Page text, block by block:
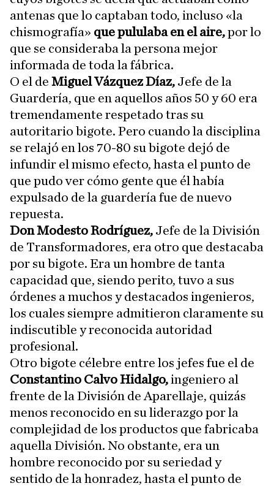
antenas que lo captaban todo, incluso «la
chismografía» que pululaba en el aire,por lo
que se consideraba la persona mejor
informada de toda la fábrica.
O el de Miguel Vázquez Díaz, Jefe de la
Guardería, que en aquellos años 50 y 60 era
tremendamente respetado tras su
autoritario bigote. Pero cuando la disciplina
se relajó en los 70-80 su bigote dejó de
infundir el mismo efecto, hasta el punto de
que pudo ver cómo gente que él había
expulsado de la guardería fue de nuevo
repuesta.
Don Modesto Rodríguez, Jefe de la División
de Transformadores, era otro que destacaba
por su bigote. Era un hombre de tanta
capacidad que, siendo perito, tuvo a sus
órdenes a muchos y destacados ingenieros,
los cuales siempre admitieron claramente su
indiscutible y reconocida autoridad
profesional.
Otro bigote célebre entre los jefes fue el de
Constantino Calvo Hidalgo,ingeniero al
frente de la División de Aparellaje, quizás
menos reconocido en su liderazgo por la
complejidad de los productos que fabricaba
aquella División. No obstante, era un
hombre reconocido por su seriedad y
sentido de la honradez, hasta el punto de